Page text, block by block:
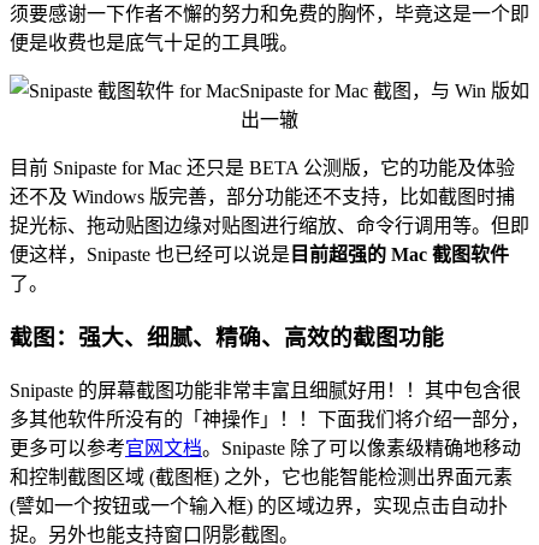
须要感谢一下作者不懈的努力和免费的胸怀，毕竟这是一个即
便是收费也是底气十足的工具哦。
Snipaste for Mac 截图，与 Win 版如
出一辙
目前 Snipaste for Mac 还只是 BETA 公测版，它的功能及体验
还不及 Windows 版完善，部分功能还不支持，比如截图时捕
捉光标、拖动贴图边缘对贴图进行缩放、命令行调用等。但即
便这样，Snipaste 也已经可以说是 目前超强的 Mac 截图软件
了。
截图：强大、细腻、精确、高效的截图功能
Snipaste 的屏幕截图功能非常丰富且细腻好用！！其中包含很
多其他软件所没有的「神操作」！！下面我们将介绍一部分，
更多可以参考官网文档。Snipaste 除了可以像素级精确地移动
和控制截图区域 (截图框) 之外，它也能智能检测出界面元素
(譬如一个按钮或一个输入框) 的区域边界，实现点击自动扑
捉。另外也能支持窗口阴影截图。